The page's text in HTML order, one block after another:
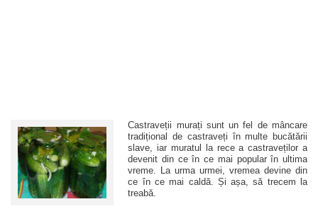
Castraveții murați sunt un fel de mâncare
tradițional de castraveți în multe bucătării
slave, iar muratul la rece a castraveților a
devenit din ce în ce mai popular în ultima
vreme. La urma urmei, vremea devine din
ce în ce mai caldă. Și așa, să trecem la
treabă.